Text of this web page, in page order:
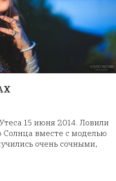
15 июня 2014. Ловили
Солнца вместе с моделью
очень сочными,